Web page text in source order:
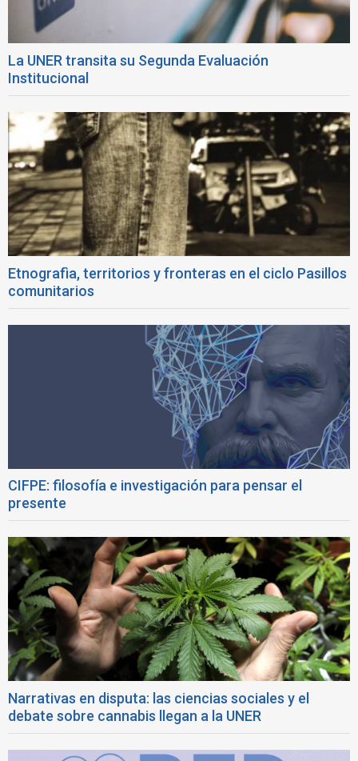
La UNER transita su Segunda Evaluación
Institucional
Etnografìa, territorios y fronteras en el ciclo Pasillos
comunitarios
CIFPE: filosofía e investigación para pensar el
presente
Narrativas en disputa: las ciencias sociales y el
debate sobre cannabis llegan a la UNER